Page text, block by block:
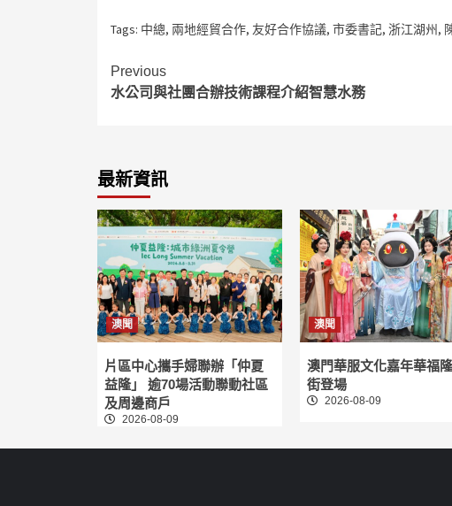
Tags: 中總, 兩地經貿合作, 友好合作協議, 市委書記, 浙江湖州 ,
Continue
Reading
Previous
水公司與社團合辦技術課程介紹智慧水務
最新資訊
澳聞
片區中心攜手婦聯辦「仲夏
益隆」 逾70場活動聯動社區
及周邊商戶
2026-08-09
澳聞
澳門華服文化嘉年華福
街登場
2026-08-09